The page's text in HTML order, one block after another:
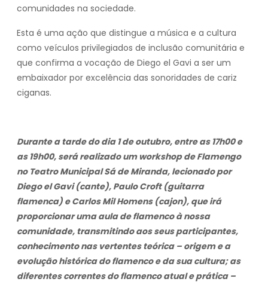
comunidades na sociedade.
Esta é uma ação que distingue a música e a cultura
como veículos privilegiados de inclusão comunitária e
que confirma a vocação de Diego el Gavi a ser um
embaixador por excelência das sonoridades de cariz
ciganas.
Durante a tarde do dia 1 de outubro, entre as 17h00 e
as 19h00, será realizado um workshop de Flamengo
no Teatro Municipal Sá de Miranda, lecionado por
Diego el Gavi (cante), Paulo Croft (guitarra
flamenca) e Carlos Mil Homens (cajon), que irá
proporcionar uma aula de flamenco à nossa
comunidade, transmitindo aos seus participantes,
conhecimento nas vertentes teórica – origem e a
evolução histórica do flamenco e da sua cultura; as
diferentes correntes do flamenco atual e prática –